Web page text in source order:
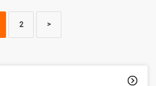

2 >